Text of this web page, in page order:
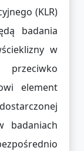
(KLR)
badania
w
element
badaniach